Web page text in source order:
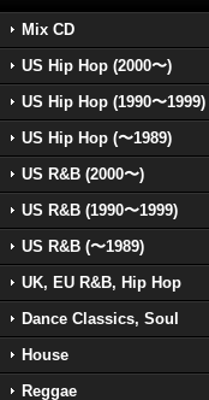
Mix CD
US Hip Hop (2000〜)
US Hip Hop (1990〜1999)
US Hip Hop (〜1989)
US R&B (2000〜)
US R&B (1990〜1999)
US R&B (〜1989)
UK, EU R&B, Hip Hop
Dance Classics, Soul
House
Reggae